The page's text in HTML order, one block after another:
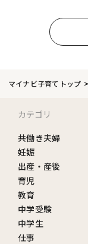
マイナビ子育てトップ
カテゴリ
共働き夫婦
妊娠
出産・産後
育児
教育
中学受験
中学生
仕事